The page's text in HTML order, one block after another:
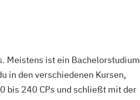
Meistens ist ein Bachelorstudium
in den verschiedenen Kursen,
bis 240 CPs und schließt mit der